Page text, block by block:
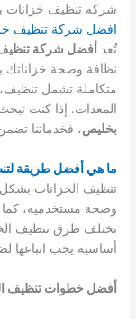
شركه تنظيف خزانات
افضل شركة تنظيف
تُعد أفضل شركة
نظافة وصحة خزاناتك
متكاملة تشمل تنظيف،
المعدات. إذا كنت
بخليص، فخدماتنا
ما هي أفضل طريقة
تنظيف الخزانات
وصحة مستخدميه، كما
تختلف طرق تنظيف
أساسية يجب اتباعها
أفضل خطوات تنظيف